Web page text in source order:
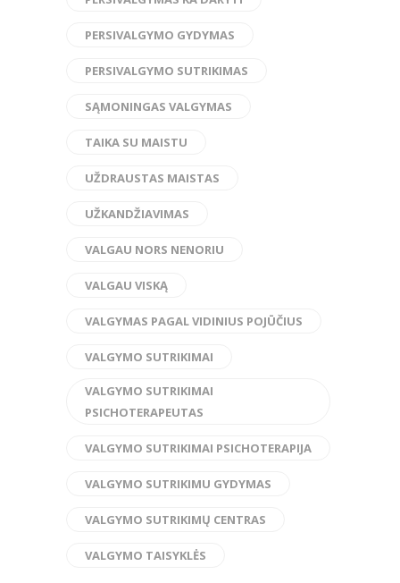
PERSIVALGYMO GYDYMAS
PERSIVALGYMO SUTRIKIMAS
SĄMONINGAS VALGYMAS
TAIKA SU MAISTU
UŽDRAUSTAS MAISTAS
UŽKANDŽIAVIMAS
VALGAU NORS NENORIU
VALGAU VISKĄ
VALGYMAS PAGAL VIDINIUS POJŪČIUS
VALGYMO SUTRIKIMAI
VALGYMO SUTRIKIMAI
PSICHOTERAPEUTAS
VALGYMO SUTRIKIMAI PSICHOTERAPIJA
VALGYMO SUTRIKIMU GYDYMAS
VALGYMO SUTRIKIMŲ CENTRAS
VALGYMO TAISYKLĖS